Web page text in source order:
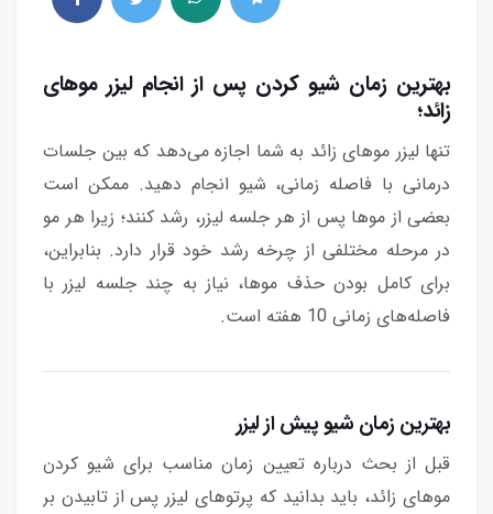
بهترین زمان شیو کردن پس از انجام لیزر موهای
زائد؛
تنها لیزر موهای زائد به شما اجازه می‌دهد که بین جلسات
درمانی با فاصله زمانی، شیو انجام دهید. ممکن است
بعضی از موها پس از هر جلسه لیزر، رشد کنند؛ زیرا هر مو
در مرحله مختلفی از چرخه رشد خود قرار دارد. بنابراین،
برای کامل بودن حذف موها، نیاز به چند جلسه لیزر با
فاصله‌های زمانی 10 هفته است.
بهترین زمان شیو پیش از لیزر
قبل از بحث درباره تعیین زمان مناسب برای شیو کردن
موهای زائد، باید بدانید که پرتوهای لیزر پس از تابیدن بر